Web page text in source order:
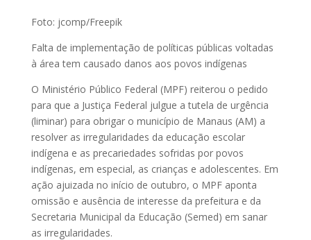
Foto: jcomp/Freepik
Falta de implementação de políticas públicas voltadas
à área tem causado danos aos povos indígenas
O Ministério Público Federal (MPF) reiterou o pedido
para que a Justiça Federal julgue a tutela de urgência
(liminar) para obrigar o município de Manaus (AM) a
resolver as irregularidades da educação escolar
indígena e as precariedades sofridas por povos
indígenas, em especial, as crianças e adolescentes. Em
ação ajuizada no início de outubro, o MPF aponta
omissão e ausência de interesse da prefeitura e da
Secretaria Municipal da Educação (Semed) em sanar
as irregularidades.